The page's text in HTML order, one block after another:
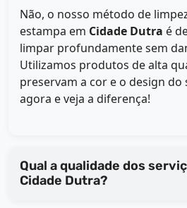
Não, o nosso método de
estampa em Cidade Dutra é
limpar profundamente sem
Utilizamos produtos de alta
preservam a cor e o design do
agora e veja a diferença!
Qual a qualidade dos serviços
Cidade Dutra?